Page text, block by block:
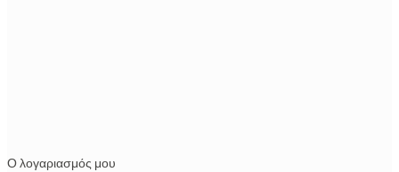
Ο λογαριασμός μου